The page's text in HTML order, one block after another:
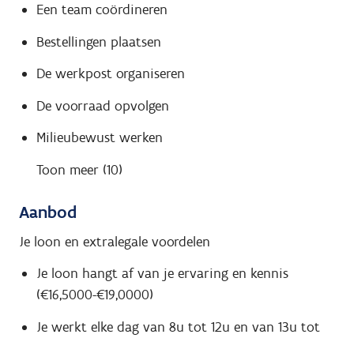
Een team coördineren
Bestellingen plaatsen
De werkpost organiseren
De voorraad opvolgen
Milieubewust werken
Toon meer (10)
Aanbod
Je loon en extralegale voordelen
Je loon hangt af van je ervaring en kennis
(€16,5000-€19,0000)
Je werkt elke dag van 8u tot 12u en van 13u tot